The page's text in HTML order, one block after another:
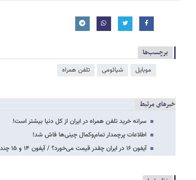
برچسب‌ها
موبایل شیائومی تلفن همراه
خبرهای مرتبط
سرانه خرید تلفن‌ همراه در ایران از کل دنیا بیشتر است!
اطلاعات پرچمدار تمام‌وکمال چینی‌ها فاش شد!
آیفون ۱۶ در ایران چقدر قیمت می‌خورد؟ / آیفون ۱۴ و ۱۵ چند؟